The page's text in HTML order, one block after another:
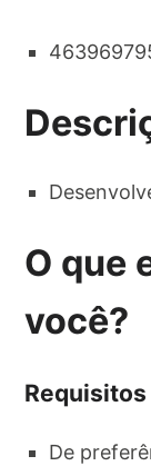
O que
você?
De